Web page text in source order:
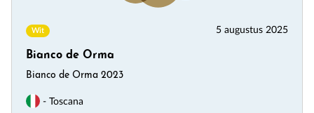
Wit 5 augustus 2025
Bianco de Orma
Bianco de Orma 2023
- Toscana